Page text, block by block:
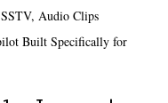
Audio Clips
Built Specifically for